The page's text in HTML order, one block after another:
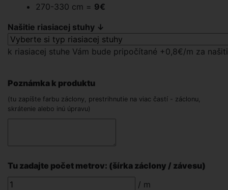
270-330 cm = 9€
Našitie riasiacej stuhy ↓
k riasiacej stuhe Vám bude pripočítané +0,8€/m za
Poznámka k produktu
(tu zapíšte farbu záclony, prestrihnutie na viac častí - záclonu,
skrátenie alebo inú úpravu)
Tu zadajte počet metrov: (šírka záclony / závesu)
/ m